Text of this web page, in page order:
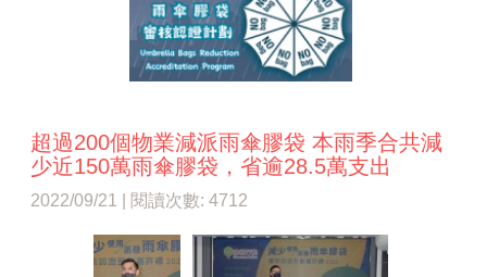
超過200個物業減派雨傘膠袋 本雨季合共減
少近150萬雨傘膠袋，省逾28.5萬支出
2022/09/21 | 閱讀次數: 4712